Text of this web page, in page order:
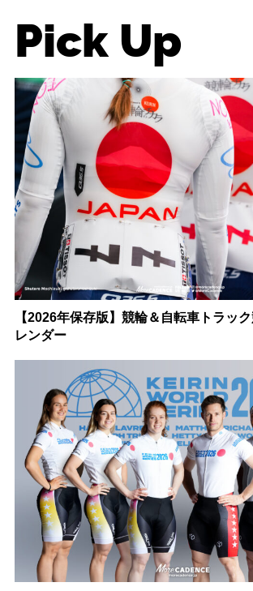
Pick Up
【2026年保存版】競輪＆自転車トラッ
レンダー